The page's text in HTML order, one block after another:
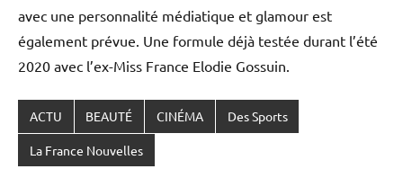
avec une personnalité médiatique et glamour est
également prévue. Une formule déjà testée durant l’été
2020 avec l’ex-Miss France Elodie Gossuin.
ACTU BEAUTÉ CINÉMA Des Sports
La France Nouvelles